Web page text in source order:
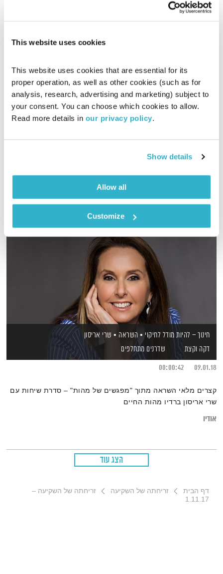
This website uses cookies
This website uses cookies that are essential for its
proper operation, as well as other cookies (such as for
analysis, research, advertising and marketing) subject to
your consent. You can choose which cookies to allow.
Read more details in our privacy policy.
Show details
Allow all
Customize
דלות וצמיחה
התכנסות
יוסי בבליקי והרב אסף עזריה
30.04.21
00:29:52
פוגש בספר 'אפיקטטוס המדריך'
אודיו
חינוך – להיות מודל לחיקוי • השראה • שרי אריסון
דקה וקצת
שדרנים מתחלפים
09.01.18
00:00:42
קצרים מלאי השראה מתוך "מפגשים של מהות" – סדרת שיחות עם
שרי אריסון ברדיו מהות החיים
אודיו
הצג עוד
דף הבית זריחתה של השקיעה
זריחתה של השקיעה –
1.11.17